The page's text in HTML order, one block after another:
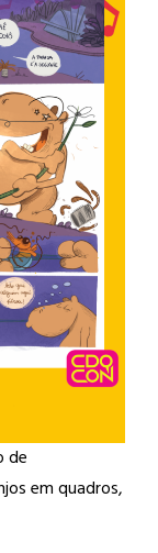
de
em quadros,